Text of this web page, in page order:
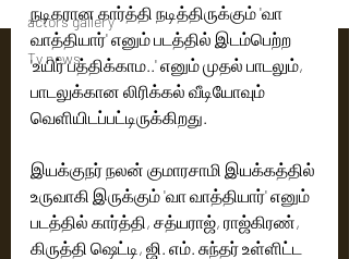
actors gallery
Tv news
நடிகரான கார்த்தி நடித்திருக்கும் 'வா
வாத்தியார்' எனும் படத்தில் இடம்பெற்ற
'உயிர் பத்திக்காம..' எனும் முதல் பாடலும்,
பாடலுக்கான லிரிக்கல் வீடியோவும்
வெளியிடப்பட்டிருக்கிறது.
இயக்குநர் நலன் குமாரசாமி இயக்கத்தில்
உருவாகி இருக்கும் 'வா வாத்தியார்' எனும்
படத்தில் கார்த்தி, சத்யராஜ், ராஜ்கிரண்,
கிருத்தி ஷெட்டி, ஜி. எம். சுந்தர் உள்ளிட்ட